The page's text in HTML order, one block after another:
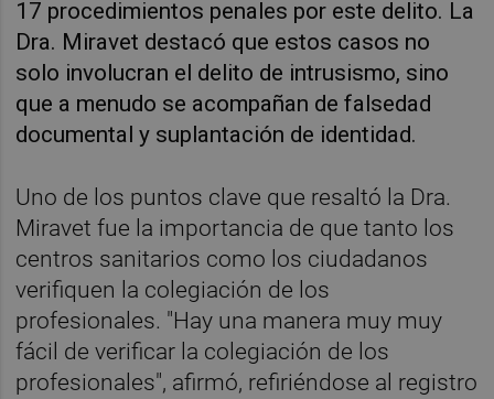
17 procedimientos penales por este delito. La
Dra. Miravet destacó que estos casos no
solo involucran el delito de intrusismo, sino
que a menudo se acompañan de falsedad
documental y suplantación de identidad.
Uno de los puntos clave que resaltó la Dra.
Miravet fue la importancia de que tanto los
centros sanitarios como los ciudadanos
verifiquen la colegiación de los
profesionales. "Hay una manera muy muy
fácil de verificar la colegiación de los
profesionales", afirmó, refiriéndose al registro